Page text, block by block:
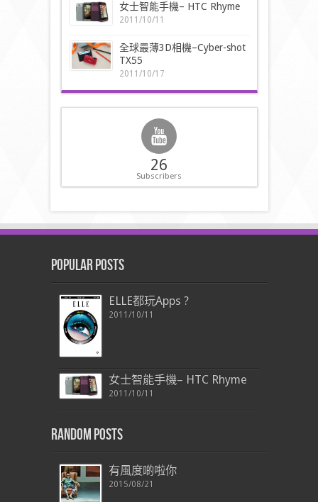
女士智能手機– HTC Rhyme
2011/10/11
全球最薄3D相機–Cyber-shot
TX55
2011/10/17
26
Subscribers
Popular Posts
ELLE都玩Apps ?
2011/10/11
女士智能手機– HTC Rhyme
2011/10/11
Random Posts
有風度啲啦你
2015/08/21